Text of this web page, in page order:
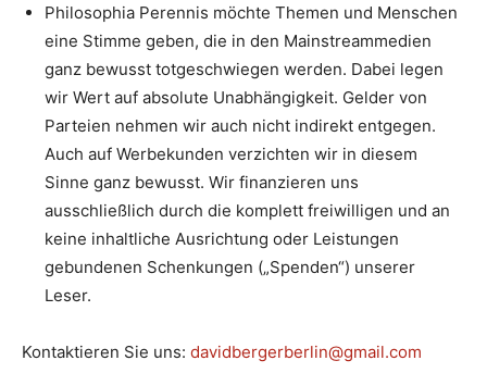
Philosophia Perennis möchte Themen und Menschen
eine Stimme geben, die in den Mainstreammedien
ganz bewusst totgeschwiegen werden. Dabei legen
wir Wert auf absolute Unabhängigkeit. Gelder von
Parteien nehmen wir auch nicht indirekt entgegen.
Auch auf Werbekunden verzichten wir in diesem
Sinne ganz bewusst. Wir finanzieren uns
ausschließlich durch die komplett freiwilligen und an
keine inhaltliche Ausrichtung oder Leistungen
gebundenen Schenkungen („Spenden“) unserer
Leser.
Kontaktieren Sie uns: davidbergerberlin@gmail.com